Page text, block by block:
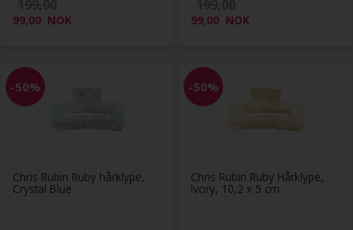
99,00 NOK 99,00 NOK
-50%
Chris Rubin Ruby hårklype,
Crystal Blue
-50%
Chris Rubin Ruby Hårklype,
Ivory, 10,2 x 5 cm